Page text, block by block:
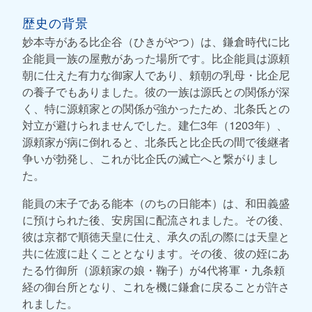
歴史の背景
妙本寺がある比企谷（ひきがやつ）は、鎌倉時代に比
企能員一族の屋敷があった場所です。比企能員は源頼
朝に仕えた有力な御家人であり、頼朝の乳母・比企尼
の養子でもありました。彼の一族は源氏との関係が深
く、特に源頼家との関係が強かったため、北条氏との
対立が避けられませんでした。建仁3年（1203年）、
源頼家が病に倒れると、北条氏と比企氏の間で後継者
争いが勃発し、これが比企氏の滅亡へと繋がりまし
た。
能員の末子である能本（のちの日能本）は、和田義盛
に預けられた後、安房国に配流されました。その後、
彼は京都で順徳天皇に仕え、承久の乱の際には天皇と
共に佐渡に赴くこととなります。その後、彼の姪にあ
たる竹御所（源頼家の娘・鞠子）が4代将軍・九条頼
経の御台所となり、これを機に鎌倉に戻ることが許さ
れました。